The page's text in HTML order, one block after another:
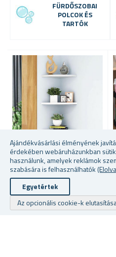
Ajándékvásárlási élményének
érdekében webáruházunkban
használunk, amelyek reklámok
szabására is felhasználhatók
Egyetértek
Az opcionális cookie-k
FÜRDŐSZOBAI
POLCOK ÉS
TARTÓK
SAROKPOLC 22 CM